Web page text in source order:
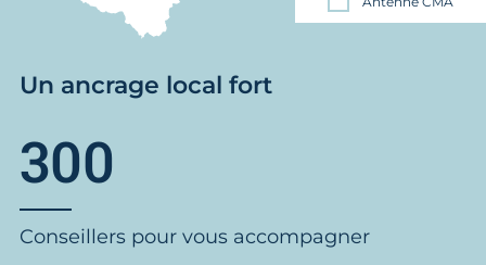
Un ancrage local fort
300
Conseillers pour vous accompagner